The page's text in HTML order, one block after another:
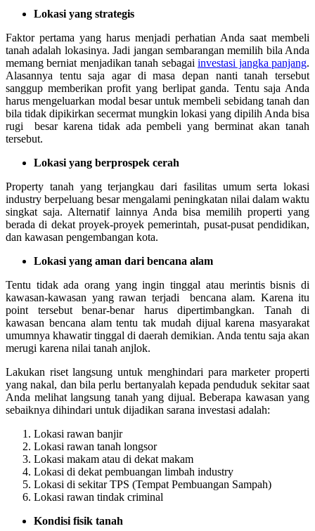
Lokasi yang strategis
Faktor pertama yang harus menjadi perhatian Anda saat membeli
tanah adalah lokasinya. Jadi jangan sembarangan memilih bila Anda
memang berniat menjadikan tanah sebagaiinvestasi jangka panjang.
Alasannya tentu saja agar di masa depan nanti tanah tersebut
sanggup memberikan profit yang berlipat ganda. Tentu saja Anda
harus mengeluarkan modal besar untuk membeli sebidang tanah dan
bila tidak dipikirkan secermat mungkin lokasi yang dipilih Anda bisa
rugi besar karena tidak ada pembeli yang berminat akan tanah
tersebut.
Lokasi yang berprospek cerah
Property tanah yang terjangkau dari fasilitas umum serta lokasi
industry berpeluang besar mengalami peningkatan nilai dalam waktu
singkat saja. Alternatif lainnya Anda bisa memilih properti yang
berada di dekat proyek-proyek pemerintah, pusat-pusat pendidikan,
dan kawasan pengembangan kota.
Lokasi yang aman dari bencana alam
Tentu tidak ada orang yang ingin tinggal atau merintis bisnis di
kawasan-kawasan yang rawan terjadi bencana alam. Karena itu
point tersebut benar-benar harus dipertimbangkan. Tanah di
kawasan bencana alam tentu tak mudah dijual karena masyarakat
umumnya khawatir tinggal di daerah demikian. Anda tentu saja akan
merugi karena nilai tanah anjlok.
Lakukan riset langsung untuk menghindari para marketer properti
yang nakal, dan bila perlu bertanyalah kepada penduduk sekitar saat
Anda melihat langsung tanah yang dijual. Beberapa kawasan yang
sebaiknya dihindari untuk dijadikan sarana investasi adalah:
Lokasi rawan banjir
Lokasi rawan tanah longsor
Lokasi makam atau di dekat makam
Lokasi di dekat pembuangan limbah industry
Lokasi di sekitar TPS (Tempat Pembuangan Sampah)
Lokasi rawan tindak criminal
Kondisi fisik tanah